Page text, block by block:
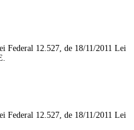
Federal 12.527, de 18/11/2011 Lei
Federal 12.527, de 18/11/2011 Lei